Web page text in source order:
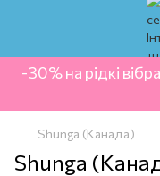
-30% на рідкі
Shunga (Канада)
Shunga